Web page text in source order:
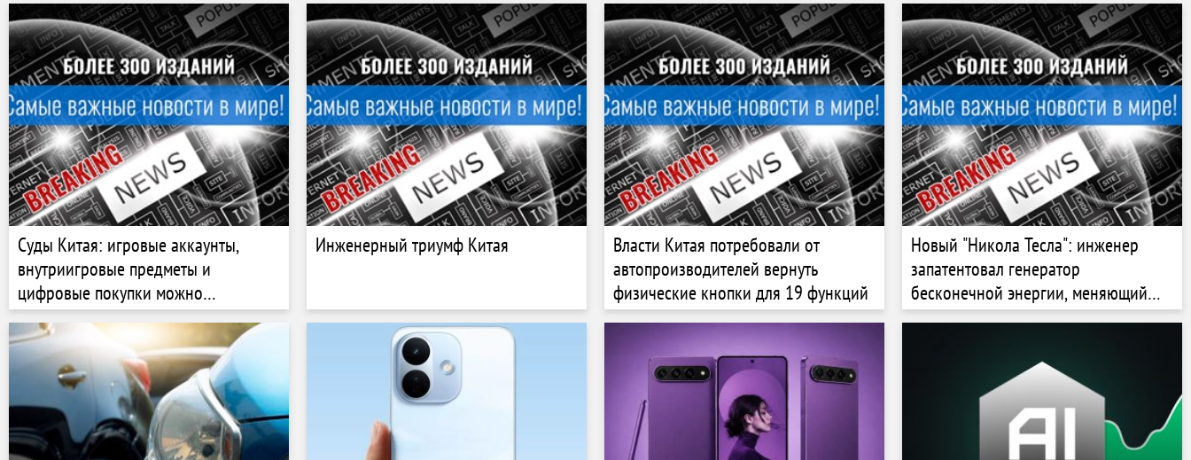
Суды Китая: игровые аккаунты,
внутриигровые предметы и
цифровые покупки можно
передавать по наследству
Инженерный триумф Китая
Власти Китая потребовали от
автопроизводителей вернуть
физические кнопки для 19 функций
Новый "Никола Тесла": инженер
запатентовал генератор
бесконечной энергии, меняющий
пространство-время